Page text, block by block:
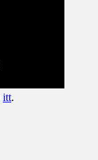
itt.